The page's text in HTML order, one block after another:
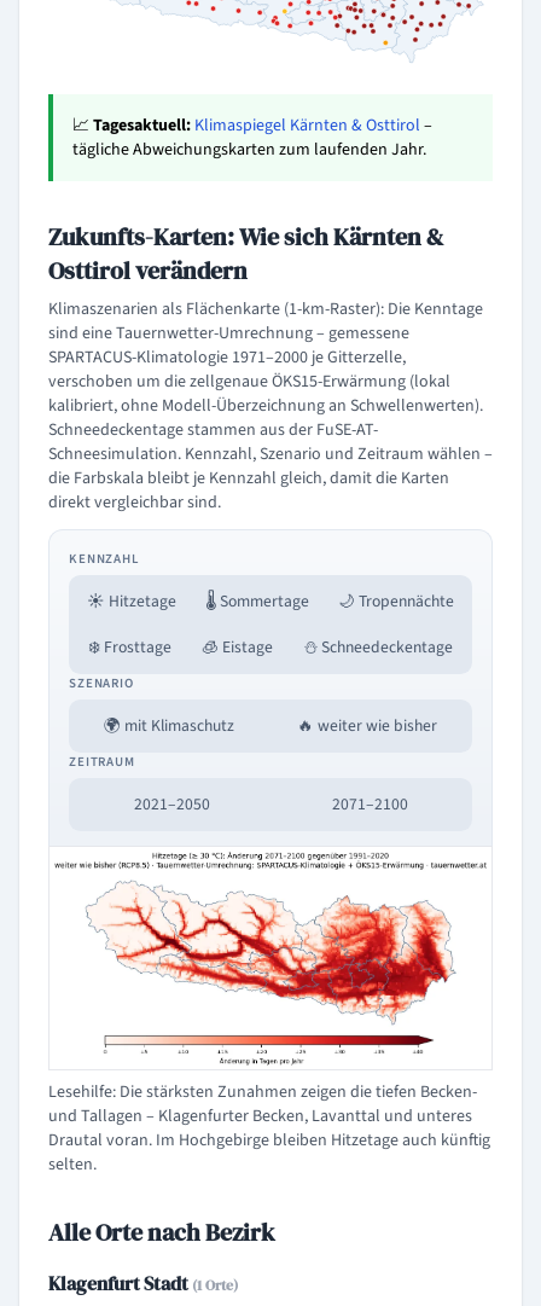
📈 Tagesaktuell: Klimaspiegel Kärnten & Osttirol –
tägliche Abweichungskarten zum laufenden Jahr.
Zukunfts-Karten: Wie sich Kärnten &
Osttirol verändern
Klimaszenarien als Flächenkarte (1-km-Raster): Die Kenntage
sind eine Tauernwetter-Umrechnung – gemessene
SPARTACUS-Klimatologie 1971–2000 je Gitterzelle,
verschoben um die zellgenaue ÖKS15-Erwärmung (lokal
kalibriert, ohne Modell-Überzeichnung an Schwellenwerten).
Schneedeckentage stammen aus der FuSE-AT-
Schneesimulation. Kennzahl, Szenario und Zeitraum wählen –
die Farbskala bleibt je Kennzahl gleich, damit die Karten
direkt vergleichbar sind.
KENNZAHL
☀️ Hitzetage 🌡️ Sommertage
🌙 Tropennächte
❄️ Frosttage
🧊 Eistage ⛄ Schneedeckentage
SZENARIO
🌍 mit Klimaschutz 🔥 weiter wie bisher
ZEITRAUM
2021–2050 2071–2100
Lesehilfe: Die stärksten Zunahmen zeigen die tiefen Becken-
und Tallagen – Klagenfurter Becken, Lavanttal und unteres
Drautal voran. Im Hochgebirge bleiben Hitzetage auch künftig
selten.
Alle Orte nach Bezirk
Klagenfurt Stadt(1 Orte)